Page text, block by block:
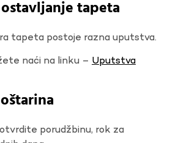
tapeta
tapeta postoje razna uputstva.
naći na linku – Uputstva
porudžbinu, rok za